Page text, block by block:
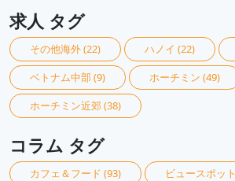
求人 タグ
その他海外(22) ハノイ (22)
ベトナム中部(9) ホーチミン (49)
ホーチミン近郊(38)
コラム タグ
カフェ＆フード (93) ビュースポット